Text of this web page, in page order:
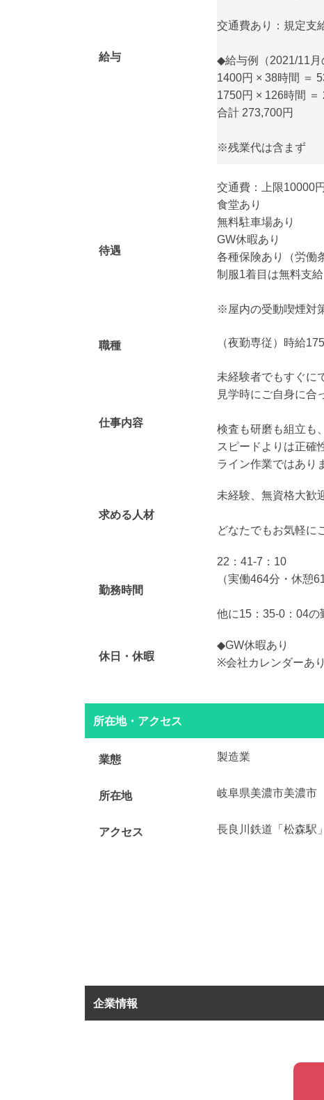
給与
交通費あり：規定支
◆給与例（2021/11月
1400円 × 38時間 ＝
1750円 × 126時間 ＝
合計 273,700円
※残業代は含まず
待遇
交通費：上限10000
食堂あり
無料駐車場あり
GW休暇あり
各種保険あり（労働
制服1着目は無料支給
※屋内の受動喫煙対
職種 （夜勤専従）時給
仕事内容
未経験者でもすぐに
見学時にご自身に合
検査も研磨も組立も
スピードよりは正確
ライン作業ではあり
求める人材
未経験、無資格大歓
どなたでもお気軽に
勤務時間
22：41-7：10
（実働464分・休憩
他に15：35-0：04の
休日・休暇
◆GW休暇あり
※会社カレンダーあり
所在地・アクセス
業態 製造業
所在地 岐阜県美濃市美濃市
アクセス 長良川鉄道「松森駅
企業情報